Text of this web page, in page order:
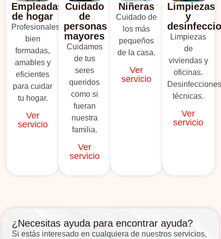
Empleadas
de hogar
Profesionales
bien
formadas,
amables y
eficientes
para cuidar
tu hogar.
Ver
servicio
Cuidado
de
personas
mayores
Cuidamos
de tus
seres
queridos
como si
fueran
nuestra
familia.
Ver
servicio
Niñeras
Cuidado de
los más
pequeños
de la casa.
Ver
servicio
Limpiezas
y
Limpiezas
de
viviendas y
oficinas.
técnicas.
Ver
servicio
¿Necesitas ayuda para encontrar ayuda?
Si estás interesado en cualquiera de nuestros servicios,